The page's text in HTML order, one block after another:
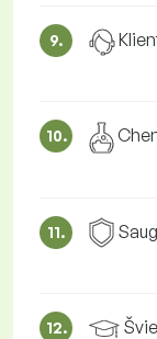
9.
10.
11.
12.